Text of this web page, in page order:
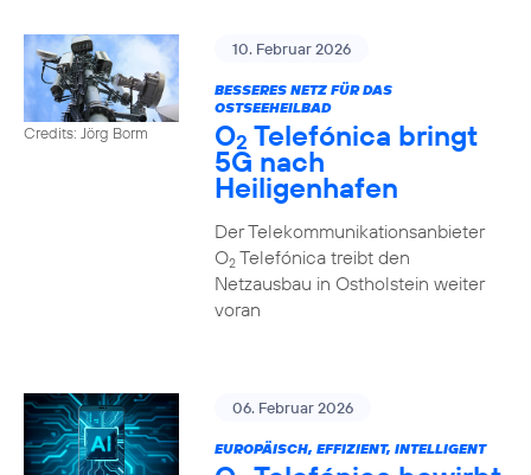
Credits: Jörg Borm
10. Februar 2026
BESSERES NETZ FÜR DAS
OSTSEEHEILBAD
O2 Telefónica bringt
5G nach
Heiligenhafen
Der Telekommunikationsanbieter
O2Telefónica treibt den
Netzausbau in Ostholstein weiter
voran
06. Februar 2026
EUROPÄISCH, EFFIZIENT, INTELLIGENT